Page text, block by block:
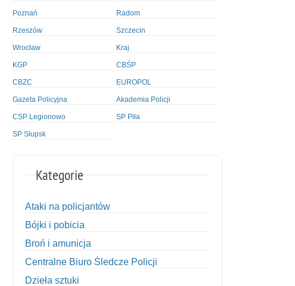
Poznań Radom
Rzeszów Szczecin
Wrocław Kraj
KGP CBŚP
CBZC EUROPOL
Gazeta Policyjna Akademia Policji
CSP Legionowo SP Piła
SP Słupsk
Kategorie
Ataki na policjantów
Bójki i pobicia
Broń i amunicja
Centralne Biuro Śledcze Policji
Dzieła sztuki